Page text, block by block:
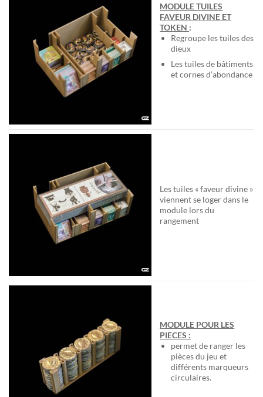
MODULE TUILES
FAVEUR DIVINE ET
TOKEN :
Regroupe les tuiles des
dieux
Les tuiles de bâtiments
et cornes d’abondance
Les tuiles « faveur divine »
viennent se loger dans le
module lors du
rangement
MODULE POUR LES
PIECES :
permet de ranger les
pièces du jeu et
différents marqueurs
circulaires.